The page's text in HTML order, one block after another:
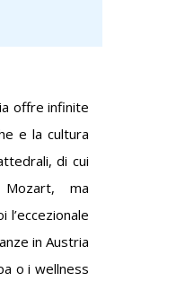
offre infinite
e la cultura
di cui
ma
in Austria
o i wellness